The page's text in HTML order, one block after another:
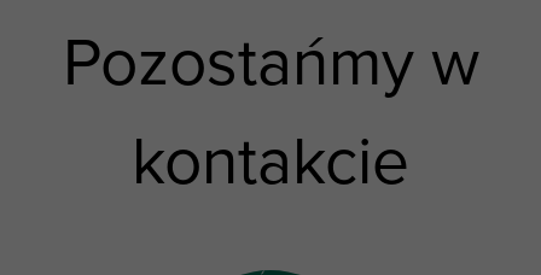
Pozostańmy w
kontakcie